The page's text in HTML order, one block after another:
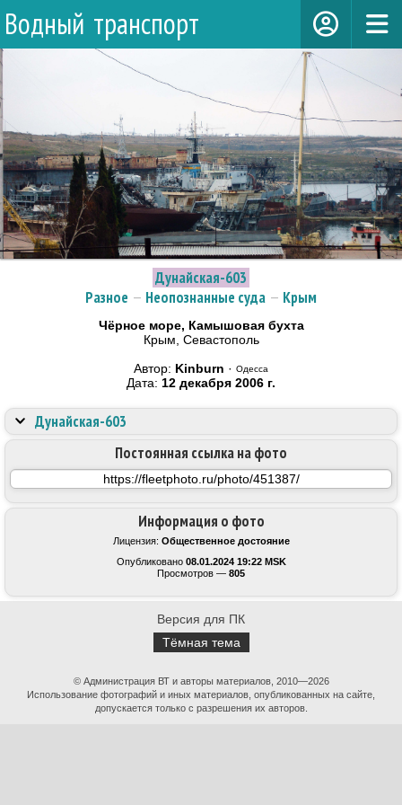
Водный транспорт
Дунайская-603
Разное — Неопознанные суда — Крым
Чёрное море, Камышовая бухта
Крым, Севастополь
Автор: Kinburn · Одесса
Дата: 12 декабря 2006 г.
Информация о фото
Лицензия: Общественное достояние
Опубликовано 08.01.2024 19:22 MSK
Просмотров — 805
Постоянная ссылка на фото
Дунайская-603
Версия для ПК
Тёмная тема
© Администрация ВТ и авторы материалов, 2010—2026
Использование фотографий и иных материалов, опубликованных на сайте,
допускается только с разрешения их авторов.